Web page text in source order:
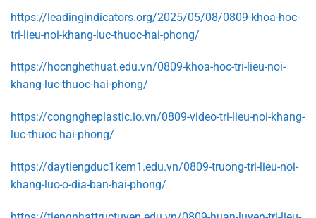
https://leadingindicators.org/2025/05/08/0809-khoa-hoc-
tri-lieu-noi-khang-luc-thuoc-hai-phong/
https://hocnghethuat.edu.vn/0809-khoa-hoc-tri-lieu-noi-
khang-luc-thuoc-hai-phong/
https://congngheplastic.io.vn/0809-video-tri-lieu-noi-khang-
luc-thuoc-hai-phong/
https://daytiengduc1kem1.edu.vn/0809-truong-tri-lieu-noi-
khang-luc-o-dia-ban-hai-phong/